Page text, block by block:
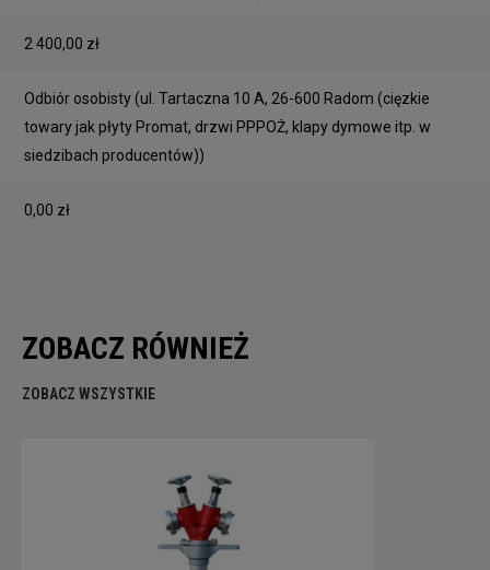
2 400,00 zł
Odbiór osobisty(ul. Tartaczna 10 A, 26-600 Radom (cięzkie
towary jak płyty Promat, drzwi PPPOŻ, klapy dymowe itp. w
siedzibach producentów))
0,00 zł
ZOBACZ RÓWNIEŻ
ZOBACZ WSZYSTKIE